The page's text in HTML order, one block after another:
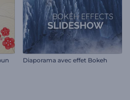
Diaporama avec effet Bokeh